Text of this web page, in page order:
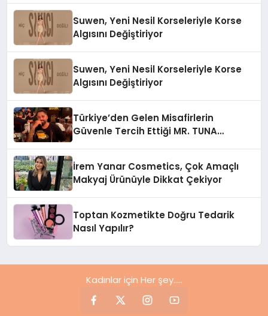
Suwen, Yeni Nesil Korseleriyle Korse
Algısını Değiştiriyor
Suwen, Yeni Nesil Korseleriyle Korse
Algısını Değiştiriyor
Türkiye’den Gelen Misafirlerin
Güvenle Tercih Ettiği MR. TUNA
İrem Yanar Cosmetics, Çok Amaçlı
Makyaj Ürünüyle Dikkat Çekiyor
Toptan Kozmetikte Doğru Tedarik
Nasıl Yapılır?
Kadınlar için Her şey.....